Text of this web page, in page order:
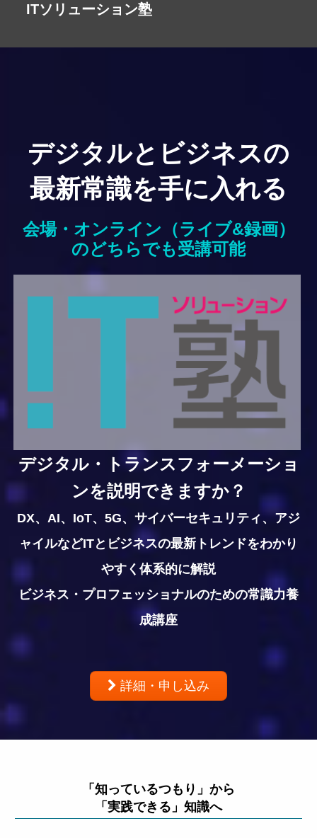
ITソリューション塾
デジタルとビジネスの
最新常識を手に入れる
会場・オンライン（ライブ&録画）
のどちらでも受講可能
デジタル・トランスフォーメーショ
ンを説明できますか？
DX、AI、IoT、5G、サイバーセキュリティ、アジ
ャイルなどITとビジネスの最新トレンドをわかり
やすく体系的に解説
ビジネス・プロフェッショナルのための常識力養
成講座
詳細・申し込み
「知っているつもり」から
「実践できる」知識へ